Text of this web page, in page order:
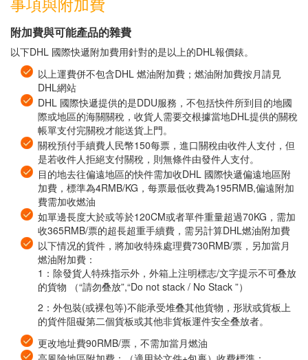
附加費與可能產品的雜費
以下DHL 國際快遞附加費用針對的是以上的DHL報價錶。
以上運費併不包含DHL 燃油附加費；燃油附加費按月請見
DHL網站
DHL 國際快遞提供的是DDU服務，不包括快件所到目的地國
際或地區的海關關稅，收貨人需要交根據當地DHL提供的關稅
帳單支付完關稅才能送貨上門。
關稅預付手續費人民幣150每票，進口關稅由收件人支付，但
是若收件人拒絕支付關稅，則無條件由發件人支付。
目的地去往偏遠地區的快件需加收DHL 國際快遞偏遠地區附
加費，標準為4RMB/KG，每票最低收費為195RMB,偏遠附加
費需加收燃油
如單邊長度大於或等於120CM或者單件重量超過70KG，需加
收365RMB/票的超長超重手續費，需另計算DHL燃油附加費
以下情况的貨件，將加收特殊處理費730RMB/票，另加當月
燃油附加費：
1：除發貨人特殊指示外，外箱上注明標志/文字提示不可叠放
的貨物 （“請勿叠放”,“Do not stack / No Stack ”）
2：外包裝(或裸包等)不能承受堆叠其他貨物，形狀或貨板上
的貨件阻礙第二個貨板或其他非貨板運件安全叠放者。
更改地址費90RMB/票，不需加當月燃油